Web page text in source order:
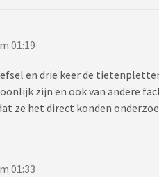
01:19
en drie keer de
zijn en ook van andere
ze het direct konden
01:33